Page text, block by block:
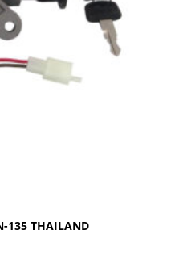
135 THAILAND